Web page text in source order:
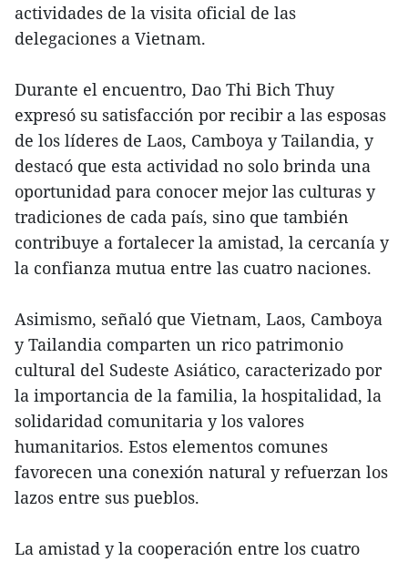
actividades de la visita oficial de las
delegaciones a Vietnam.
Durante el encuentro, Dao Thi Bich Thuy
expresó su satisfacción por recibir a las esposas
de los líderes de Laos, Camboya y Tailandia, y
destacó que esta actividad no solo brinda una
oportunidad para conocer mejor las culturas y
tradiciones de cada país, sino que también
contribuye a fortalecer la amistad, la cercanía y
la confianza mutua entre las cuatro naciones.
Asimismo, señaló que Vietnam, Laos, Camboya
y Tailandia comparten un rico patrimonio
cultural del Sudeste Asiático, caracterizado por
la importancia de la familia, la hospitalidad, la
solidaridad comunitaria y los valores
humanitarios. Estos elementos comunes
favorecen una conexión natural y refuerzan los
lazos entre sus pueblos.
La amistad y la cooperación entre los cuatro